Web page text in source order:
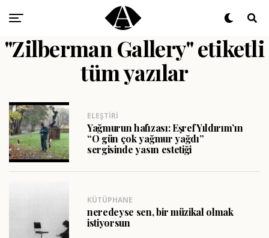
"Zilberman Gallery" etiketli
tüm yazılar
ELEŞTIRI
Yağmurun hafızası: Eşref Yıldırım’ın
“O gün çok yağmur yağdı”
sergisinde yasın estetiği
KÜTÜPHANE
neredeyse sen, bir müzikal olmak
istiyorsun